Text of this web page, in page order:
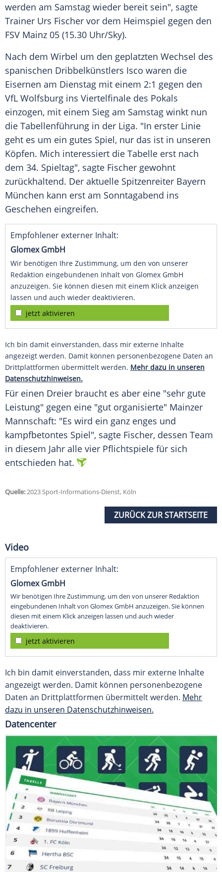
werden am Samstag wieder bereit sein", sagte
Trainer Urs Fischer vor dem Heimspiel gegen den
FSV Mainz 05 (15.30 Uhr/Sky).
Nach dem Wirbel um den geplatzten Wechsel des
spanischen Dribbelkünstlers Isco waren die
Eisernen am Dienstag mit einem 2:1 gegen den
VfL Wolfsburg ins Viertelfinale des Pokals
einzogen, mit einem Sieg am Samstag winkt nun
die Tabellenführung in der Liga. "In erster Linie
geht es um ein gutes Spiel, nur das ist in unseren
Köpfen. Mich interessiert die Tabelle erst nach
dem 34. Spieltag", sagte Fischer gewohnt
zurückhaltend. Der aktuelle Spitzenreiter Bayern
München kann erst am Sonntagabend ins
Geschehen eingreifen.
Empfohlener externer Inhalt:
Glomex GmbH
Wir benötigen Ihre Zustimmung, um den von unserer
Redaktion eingebundenen Inhalt von Glomex GmbH
anzuzeigen. Sie können diesen mit einem Klick anzeigen
lassen und auch wieder deaktivieren.
jetzt aktivieren
Ich bin damit einverstanden, dass mir externe Inhalte
angezeigt werden. Damit können personenbezogene Daten an
Drittplattformen übermittelt werden. Mehr dazu in unseren
Datenschutzhinweisen.
Für einen Dreier braucht es aber eine "sehr gute
Leistung" gegen eine "gut organisierte" Mainzer
Mannschaft: "Es wird ein ganz enges und
kampfbetontes Spiel", sagte Fischer, dessen Team
in diesem Jahr alle vier Pflichtspiele für sich
entschieden hat.
Quelle:2023 Sport-Informations-Dienst, Köln
ZURÜCK ZUR STARTSEITE
Video
Empfohlener externer Inhalt:
Glomex GmbH
Wir benötigen Ihre Zustimmung, um den von unserer Redaktion
eingebundenen Inhalt von Glomex GmbH anzuzeigen. Sie können
diesen mit einem Klick anzeigen lassen und auch wieder
deaktivieren.
jetzt aktivieren
Ich bin damit einverstanden, dass mir externe Inhalte
angezeigt werden. Damit können personenbezogene
Daten an Drittplattformen übermittelt werden. Mehr
dazu in unseren Datenschutzhinweisen.
Datencenter